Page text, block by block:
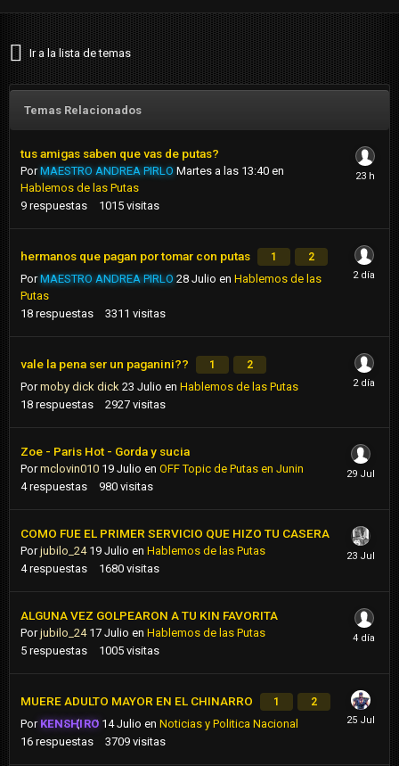
Ir a la lista de temas
Temas Relacionados
tus amigas saben que vas de putas?
PorMAESTRO ANDREA PIRLO Martes a las 13:40 en
Hablemos de las Putas
9 respuestas 1015 visitas
hermanos que pagan por tomar con putas 1 2
PorMAESTRO ANDREA PIRLO 28 Julio en Hablemos de las
Putas
18 respuestas 3311 visitas
vale la pena ser un paganini?? 1 2
Pormoby dick dick 23 Julio en Hablemos de las Putas
18 respuestas 2927 visitas
Zoe - Paris Hot - Gorda y sucia
Pormclovin010 19 Julio en OFF Topic de Putas en Junin
4 respuestas 980 visitas
COMO FUE EL PRIMER SERVICIO QUE HIZO TU CASERA
Porjubilo_24 19 Julio en Hablemos de las Putas
4 respuestas 1680 visitas
ALGUNA VEZ GOLPEARON A TU KIN FAVORITA
Porjubilo_24 17 Julio en Hablemos de las Putas
5 respuestas 1005 visitas
MUERE ADULTO MAYOR EN EL CHINARRO 1 2
Por KENSHIRO 14 Julio enNoticias y Politica Nacional
16 respuestas 3709 visitas